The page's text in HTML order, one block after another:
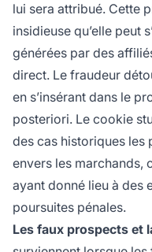
lui sera attribué. Cette
insidieuse qu’elle peut
générées par des
direct. Le fraudeur
en s’insérant dans le
posteriori. Le cookie
des cas historiques les
envers les marchands,
ayant donné lieu à des
poursuites pénales.
Les faux prospects et